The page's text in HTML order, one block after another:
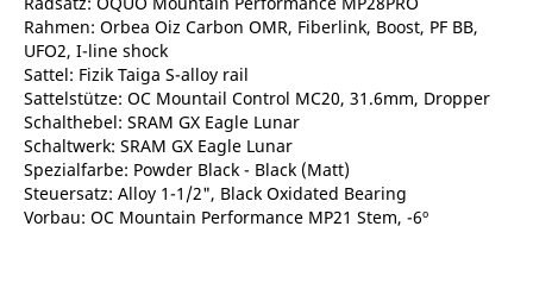
Rahmen: Orbea Oiz Carbon OMR, Fiberlink, Boost, PF BB,
UFO2, I-line shock
Sattel: Fizik Taiga S-alloy rail
Sattelstütze: OC Mountail Control MC20, 31.6mm, Dropper
Schalthebel: SRAM GX Eagle Lunar
Schaltwerk: SRAM GX Eagle Lunar
Spezialfarbe: Powder Black - Black (Matt)
Steuersatz: Alloy 1-1/2", Black Oxidated Bearing
Vorbau: OC Mountain Performance MP21 Stem, -6º